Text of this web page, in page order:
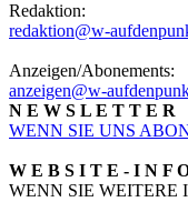
Redaktion:
redaktion@w-
Anzeigen/Abonements:
anzeigen@w-
N E W S L E T T E R
WENN SIE UNS
W E B S I T E - I N F
WENN SIE WEITERE